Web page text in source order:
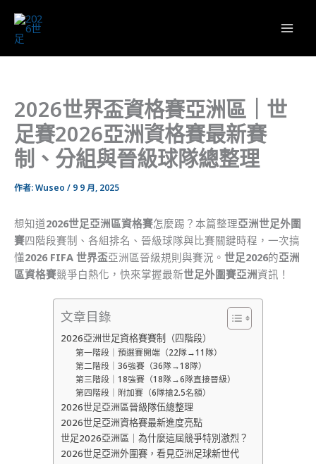
要
2026世界盃資格賽亞洲區｜世
足賽2026亞洲資格賽最新賽
制、分組與晉級球隊總整理
作者:Wuseo / 9 9 月, 2025
想知道2026世足亞洲區資格賽怎麼踢？本篇整理亞洲世足外圍
賽四階段賽制、各組排名、晉級球隊與比賽關鍵時程，一次搞
懂2026 FIFA 世界盃亞洲區晉級規則與賽況。 世足2026的亞洲
區資格賽競爭白熱化，快來掌握最新世足外圍賽亞洲資訊！
文章目錄
2026亞洲世足資格賽賽制（四階段）
第一階段｜預選賽開端（22隊→11隊）
第二階段｜36強賽（36隊→18隊）
第三階段｜18強賽（18隊→6隊直接晉級）
第四階段｜附加賽（6隊搶2.5名額）
2026世足亞洲區晉級隊伍總整理
2026世足亞洲資格賽最新進度亮點
世足2026亞洲區｜為什麼這屆競爭特別激烈？
2026世足亞洲外圍賽，看見亞洲足球新世代